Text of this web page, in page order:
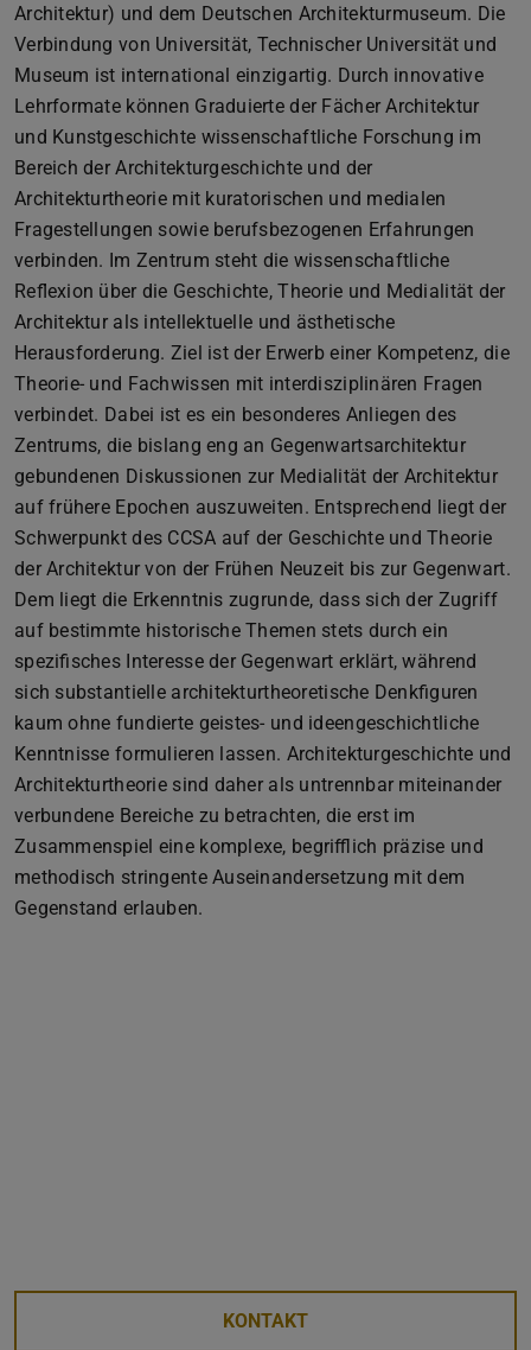
Architektur) und dem Deutschen Architekturmuseum. Die
Verbindung von Universität, Technischer Universität und
Museum ist international einzigartig. Durch innovative
Lehrformate können Graduierte der Fächer Architektur
und Kunstgeschichte wissenschaftliche Forschung im
Bereich der Architekturgeschichte und der
Architekturtheorie mit kuratorischen und medialen
Fragestellungen sowie berufsbezogenen Erfahrungen
verbinden. Im Zentrum steht die wissenschaftliche
Reflexion über die Geschichte, Theorie und Medialität der
Architektur als intellektuelle und ästhetische
Herausforderung. Ziel ist der Erwerb einer Kompetenz, die
Theorie- und Fachwissen mit interdisziplinären Fragen
verbindet. Dabei ist es ein besonderes Anliegen des
Zentrums, die bislang eng an Gegenwartsarchitektur
gebundenen Diskussionen zur Medialität der Architektur
auf frühere Epochen auszuweiten. Entsprechend liegt der
Schwerpunkt des CCSA auf der Geschichte und Theorie
der Architektur von der Frühen Neuzeit bis zur Gegenwart.
Dem liegt die Erkenntnis zugrunde, dass sich der Zugriff
auf bestimmte historische Themen stets durch ein
spezifisches Interesse der Gegenwart erklärt, während
sich substantielle architekturtheoretische Denkfiguren
kaum ohne fundierte geistes- und ideengeschichtliche
Kenntnisse formulieren lassen. Architekturgeschichte und
Architekturtheorie sind daher als untrennbar miteinander
verbundene Bereiche zu betrachten, die erst im
Zusammenspiel eine komplexe, begrifflich präzise und
methodisch stringente Auseinandersetzung mit dem
Gegenstand erlauben.
KONTAKT